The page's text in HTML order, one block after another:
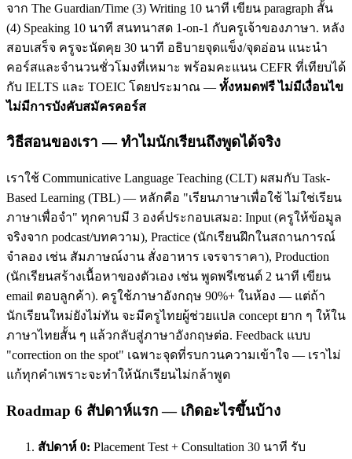
จาก The Guardian/Time (3) Writing 10 นาที เขียน paragraph สั้น
(4) Speaking 10 นาที สนทนาสด 1-on-1 กับครูเจ้าของภาษา. หลัง
สอบเสร็จ ครูจะนัดคุย 30 นาที อธิบายจุดแข็ง/จุดอ่อน แนะนำ
คอร์สและจำนวนชั่วโมงที่เหมาะ พร้อมคะแนน CEFR ที่เทียบได้
กับ IELTS และ TOEIC โดยประมาณ — ทั้งหมดฟรี ไม่มีเงื่อนไข
ไม่มีการบังคับสมัครคอร์ส
วิธีสอนของเรา — ทำไมนักเรียนถึงพูดได้จริง
เราใช้ Communicative Language Teaching (CLT) ผสมกับ Task-
Based Learning (TBL) — หลักคือ "เรียนภาษาเพื่อใช้ ไม่ใช่เรียน
ภาษาเพื่อจำ" ทุกคาบมี 3 องค์ประกอบเสมอ: Input (ครูให้ข้อมูล
จริงจาก podcast/บทความ), Practice (นักเรียนฝึกในสถานการณ์
จำลอง เช่น สัมภาษณ์งาน สั่งอาหาร เจรจาราคา), Production
(นักเรียนสร้างเนื้อหาของตัวเอง เช่น พูดพรีเซนต์ 2 นาที เขียน
email ตอบลูกค้า). ครูใช้ภาษาอังกฤษ 90%+ ในห้อง — แต่ถ้า
นักเรียนใหม่ยังไม่ทัน จะมีครูไทยผู้ช่วยแปล concept ยาก ๆ ให้ใน
ภาษาไทยสั้น ๆ แล้วกลับสู่ภาษาอังกฤษต่อ. Feedback แบบ
"correction on the spot" เฉพาะจุดที่รบกวนความเข้าใจ — เราไม่
แก้ทุกคำเพราะจะทำให้นักเรียนไม่กล้าพูด
Roadmap 6 สัปดาห์แรก — เกิดอะไรขึ้นบ้าง
สัปดาห์ 0: Placement Test + Consultation 30 นาที รับ